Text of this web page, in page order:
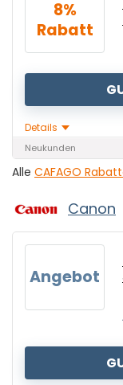
8%
Rabatt
Details
Neukunden
Alle CAFAGO
Canon
Angebot